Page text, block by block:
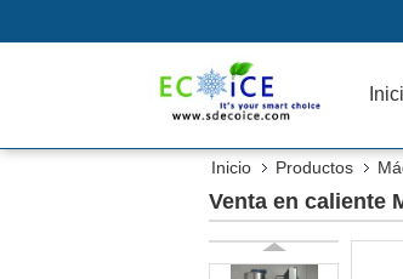
Inicio Productos
Venta en caliente